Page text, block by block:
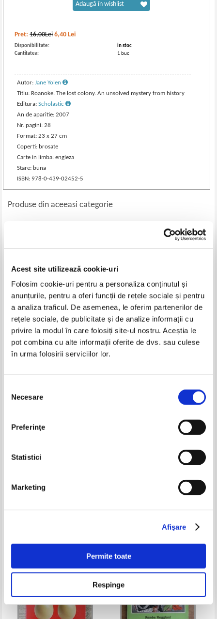
Acest site utilizează cookie-uri
Folosim cookie-uri pentru a personaliza conținutul și
anunțurile, pentru a oferi funcții de rețele sociale și pentru
a analiza traficul. De asemenea, le oferim partenerilor de
rețele sociale, de publicitate și de analize informații cu
privire la modul în care folosiți site-ul nostru. Aceștia le
pot combina cu alte informații oferite de dvs. sau culese
în urma folosirii serviciilor lor.
consimțământului
Necesare
Preferinţe
Statistici
Marketing
Afişare
Permite toate
Respinge
Pret:16,00Lei 6,40 Lei
Disponibilitate:
in stoc
Cantitatea:
1 buc
Autor:Jane Yolen
Titlu: Roanoke. The lost colony. An unsolved mystery from history
Editura:Scholastic
An de aparitie: 2007
Nr. pagini: 28
Format: 23 x 27 cm
Coperti: brosate
Carte in limba: engleza
Stare: buna
ISBN: 978-0-439-02452-5
Adaugă în wishlist
Produse din aceeasi categorie
Noapte buna, copii!
Michael Perrotta - The old
Pauline Francis - Food for
Pret:16,00Lei 6,40 Lei
-30%
Rudyard Kipling - A doua carte a
Pret:10,00Lei 7,00 Lei
Adaugă în coș
-60%